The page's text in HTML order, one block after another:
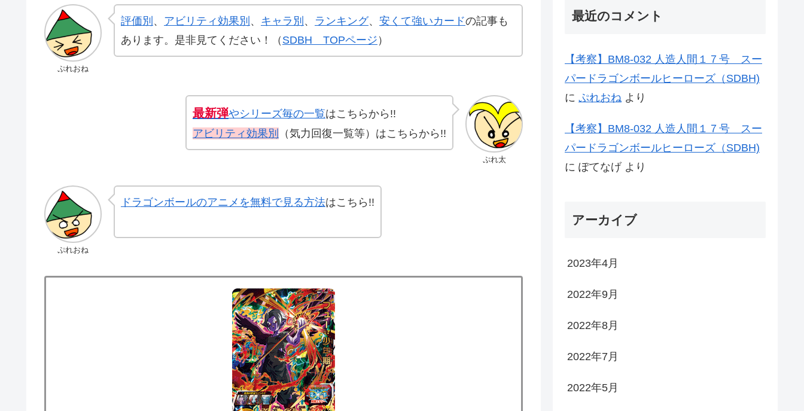
ぷれおね
評価別 、 アビリティ効果別 、 キャラ別 、 ランキング、 安くて強いカードの記事も
あります。是非見てください！（ SDBH TOPページ ）
ぷれ太
最新弾やシリーズ毎の一覧はこちらから!!
アビリティ効果別
（気力回復一覧等）はこちらから!!
ぷれおね
ドラゴンボールのアニメを無料で見る方法はこちら!!
最近のコメント
【考察】BM8-032 人造人間１７号 スー
パードラゴンボールヒーローズ（SDBH)
に ぷれおね より
【考察】BM8-032 人造人間１７号 スー
パードラゴンボールヒーローズ（SDBH)
に ぽてなげ より
アーカイブ
2023年4月
2022年9月
2022年8月
2022年7月
2022年5月